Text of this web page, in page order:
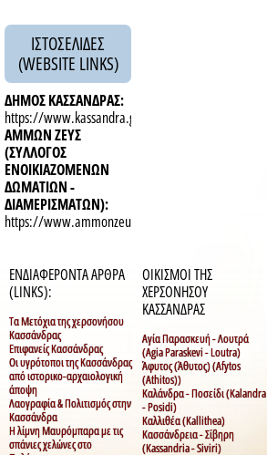
ΙΣΤΟΣΕΛΙΔΕΣ
(WEBSITE LINKS)
ΔΗΜΟΣ ΚΑΣΣΑΝΔΡΑΣ:
https://www.kassandra.gr/
ΑΜΜΩΝ ΖΕΥΣ
(ΣΥΛΛΟΓΟΣ
ΕΝΟΙΚΙΑΖΟΜΕΝΩΝ
ΔΩΜΑΤΙΩΝ -
ΔΙΑΜΕΡΙΣΜΑΤΩΝ):
https://www.ammonzeus.gr/
ΕΝΔΙΑΦΕΡΟΝΤΑ ΑΡΘΡΑ
(LINKS):
Τα Μετόχια της χερσονήσου
Κασσάνδρας
Επιφανείς Κασσάνδρας
Οι υγρότοποι της Κασσάνδρας
από ιστορικο-αρχαιολογική
άποψη
Λαογραφία & Πολιτισμός στην
Κασσάνδρα
Η λίμνη Μαυρόμπαρα με τις
σπάνιες χελώνες στο
ΟΙΚΙΣΜΟΙ ΤΗΣ
ΧΕΡΣΟΝΗΣΟΥ
ΚΑΣΣΑΝΔΡΑΣ
Αγία Παρασκευή - Λουτρά
(Agia Paraskevi - Loutra)
Άφυτος (Άθυτος) (Afytos
(Athitos))
Καλάνδρα - Ποσείδι (Kalandra
- Posidi)
Καλλιθέα (Kallithea)
Κασσάνδρεια - Σίβηρη
(Kassandria - Siviri)